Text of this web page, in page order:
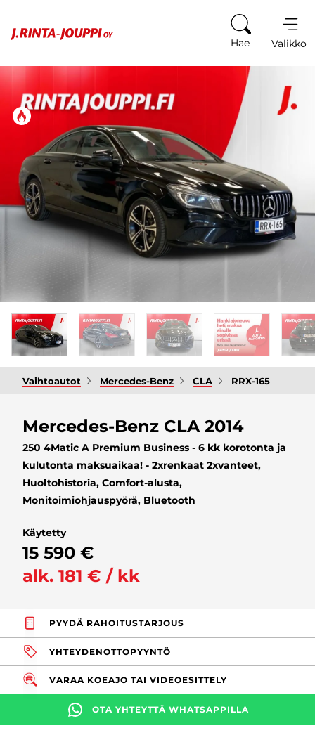
Hae Valikko
Tästä ajoneuvosta on kiinnostunut 246 henkilöä
Vaihtoautot Mercedes-Benz CLA RRX-165
Mercedes-Benz CLA 2014
250 4Matic A Premium Business - 6 kk korotonta ja
kulutonta maksuaikaa! - 2xrenkaat 2xvanteet,
Huoltohistoria, Comfort-alusta,
Monitoimiohjauspyörä, Bluetooth
Käytetty
15 590 €
alk. 181 € / kk
PYYDÄ RAHOITUSTARJOUS
YHTEYDENOTTOPYYNTÖ
VARAA KOEAJO TAI VIDEOESITTELY
OTA YHTEYTTÄ WHATSAPPILLA